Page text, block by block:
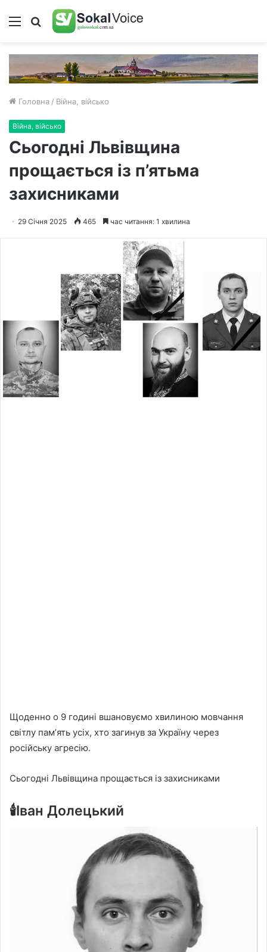
Меню Пошук
Головна / Війна, військо
Війна, військо
Сьогодні Львівщина
прощається із п’ятьма
захисниками
29 Січня 2025 465 час читання: 1 хвилина
Щоденно о 9 годині вшановуємо хвилиною мовчання
світлу памʼять усіх, хто загинув за Україну через
російську агресію.
Сьогодні Львівщина прощається із захисниками
🕯️Іван Долецький